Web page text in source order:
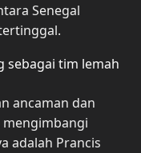
Senegal
sebagai tim lemah
ancaman dan
adalah Prancis